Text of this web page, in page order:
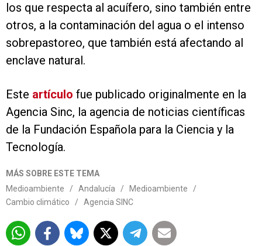
los que respecta al acuífero, sino también entre
otros, a la contaminación del agua o el intenso
sobrepastoreo, que también está afectando al
enclave natural.
Este artículo fue publicado originalmente en la
Agencia Sinc, la agencia de noticias científicas
de la Fundación Española para la Ciencia y la
Tecnología.
MÁS SOBRE ESTE TEMA
Medioambiente
/ Andalucía / Medioambiente
/
Cambio climático
/ Agencia SINC